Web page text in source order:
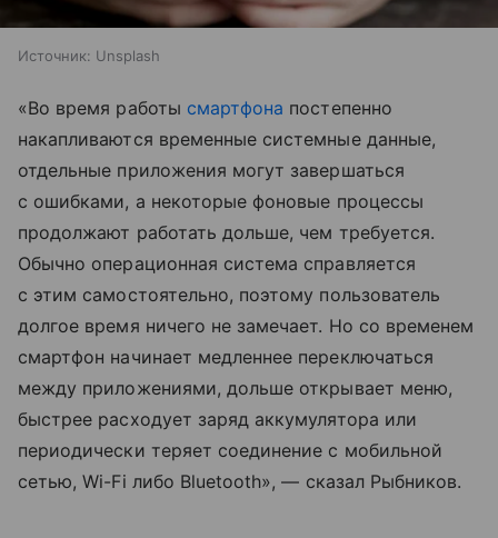
Источник: Unsplash
«Во время работы смартфона постепенно
накапливаются временные системные данные,
отдельные приложения могут завершаться
с ошибками, а некоторые фоновые процессы
продолжают работать дольше, чем требуется.
Обычно операционная система справляется
с этим самостоятельно, поэтому пользователь
долгое время ничего не замечает. Но со временем
смартфон начинает медленнее переключаться
между приложениями, дольше открывает меню,
быстрее расходует заряд аккумулятора или
периодически теряет соединение с мобильной
сетью, Wi-Fi либо Bluetooth», — сказал Рыбников.